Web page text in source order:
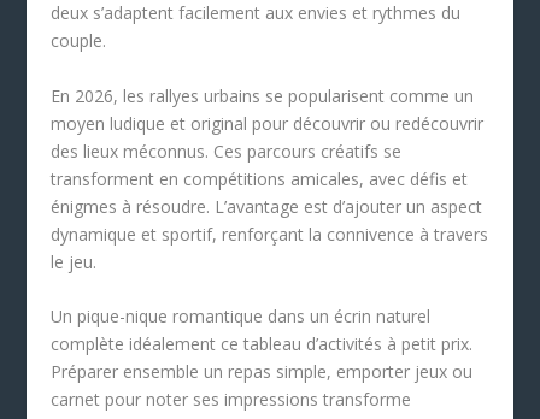
deux s’adaptent facilement aux envies et rythmes du
couple.
En 2026, les rallyes urbains se popularisent comme un
moyen ludique et original pour découvrir ou redécouvrir
des lieux méconnus. Ces parcours créatifs se
transforment en compétitions amicales, avec défis et
énigmes à résoudre. L’avantage est d’ajouter un aspect
dynamique et sportif, renforçant la connivence à travers
le jeu.
Un pique-nique romantique dans un écrin naturel
complète idéalement ce tableau d’activités à petit prix.
Préparer ensemble un repas simple, emporter jeux ou
carnet pour noter ses impressions transforme